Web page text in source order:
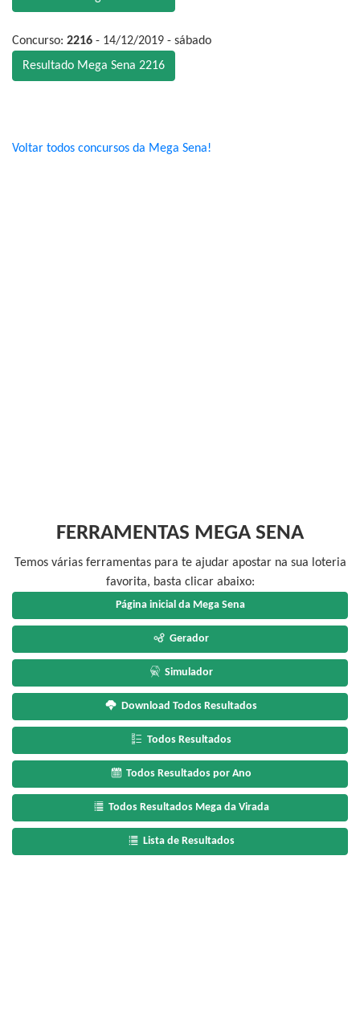
Concurso: 2216 - 14/12/2019 - sábado
Resultado Mega Sena 2216
Voltar todos concursos da Mega Sena!
FERRAMENTAS MEGA SENA
Temos várias ferramentas para te ajudar apostar na sua loteria
favorita, basta clicar abaixo:
Página inicial da Mega Sena
Gerador
Simulador
Download Todos Resultados
Todos Resultados
Todos Resultados por Ano
Todos Resultados Mega da Virada
Lista de Resultados